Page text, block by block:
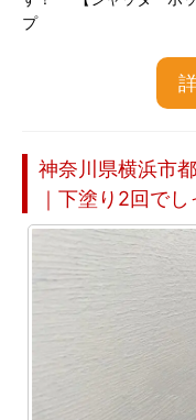
プ
神奈川県横浜市
｜下塗り2回で